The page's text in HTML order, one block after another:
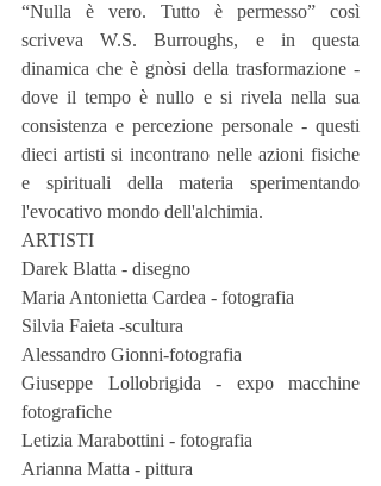
“Nulla è vero. Tutto è permesso” così
scriveva W.S. Burroughs, e in questa
dinamica che è gnòsi della trasformazione -
dove il tempo è nullo e si rivela nella sua
consistenza e percezione personale - questi
dieci artisti si incontrano nelle azioni fisiche
e spirituali della materia sperimentando
l'evocativo mondo dell'alchimia.
ARTISTI
Darek Blatta - disegno
Maria Antonietta Cardea - fotografia
Silvia Faieta -scultura
Alessandro Gionni-fotografia
Giuseppe Lollobrigida - expo macchine
fotografiche
Letizia Marabottini - fotografia
Arianna Matta - pittura